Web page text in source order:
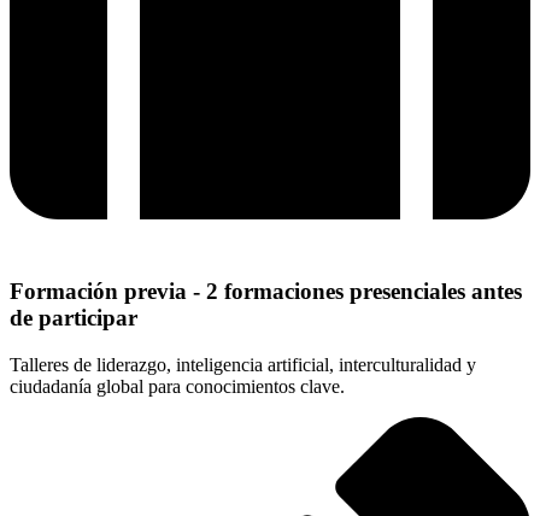
Formación previa - 2 formaciones presenciales antes
de participar
Talleres de liderazgo, inteligencia artificial, interculturalidad y
ciudadanía global para conocimientos clave.